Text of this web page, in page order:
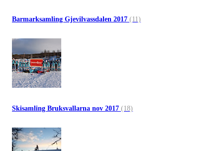
Barmarksamling Gjevilvassdalen 2017 (11)
Skisamling Bruksvallarna nov 2017 (18)